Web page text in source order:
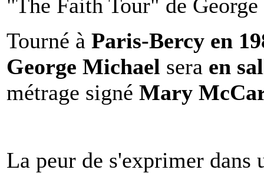
"The Faith Tour" de
Tourné à Paris-Bercy en
George Michael sera en
métrage signé Mary
La peur de s'exprimer dans